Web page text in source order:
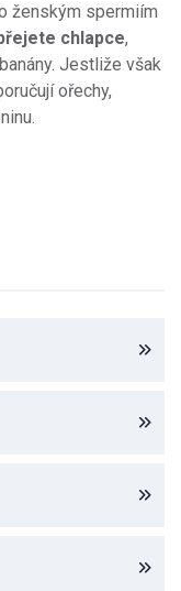
ženským spermiím
chlapce,
Jestliže však
ořechy,